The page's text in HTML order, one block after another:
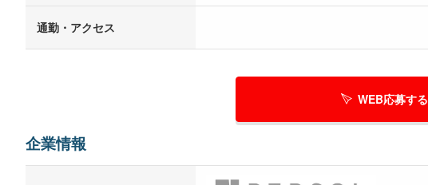
通勤・アクセス
WEB応募する
企業情報